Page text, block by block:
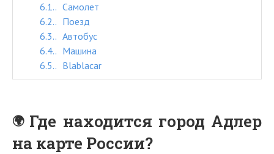
6.1.
Самолет
6.2.
Поезд
6.3.
Автобус
6.4.
Машина
6.5.
Blablacar
Где находится город Адлер
на карте России?